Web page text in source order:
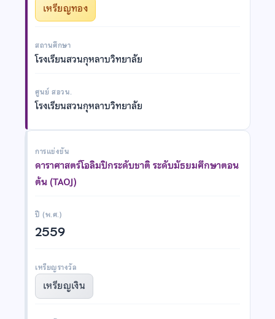
เหรียญทอง
สถานศึกษา
โรงเรียนสวนกุหลาบวิทยาลัย
ศูนย์ สอวน.
โรงเรียนสวนกุหลาบวิทยาลัย
การแข่งขัน
ดาราศาสตร์โอลิมปิกระดับชาติ ระดับมัธยมศึกษาตอน
ต้น (TAOJ)
ปี (พ.ศ.)
2559
เหรียญรางวัล
เหรียญเงิน